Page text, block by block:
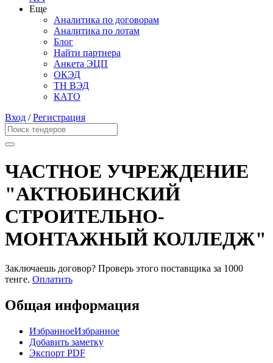
Еще
Аналитика по договорам
Аналитика по лотам
Блог
Найти партнера
Анкета ЭЦП
ОКЭД
ТН ВЭД
КАТО
Вход /Регистрация
ЧАСТНОЕ УЧРЕЖДЕНИЕ
"АКТЮБИНСКИЙ
СТРОИТЕЛЬНО-
МОНТАЖНЫЙ КОЛЛЕДЖ"
Заключаешь договор? Проверь этого поставщика за 1000
тенге. Оплатить
Общая информация
ИзбранноеИзбранное
Добавить заметку
Экспорт PDF